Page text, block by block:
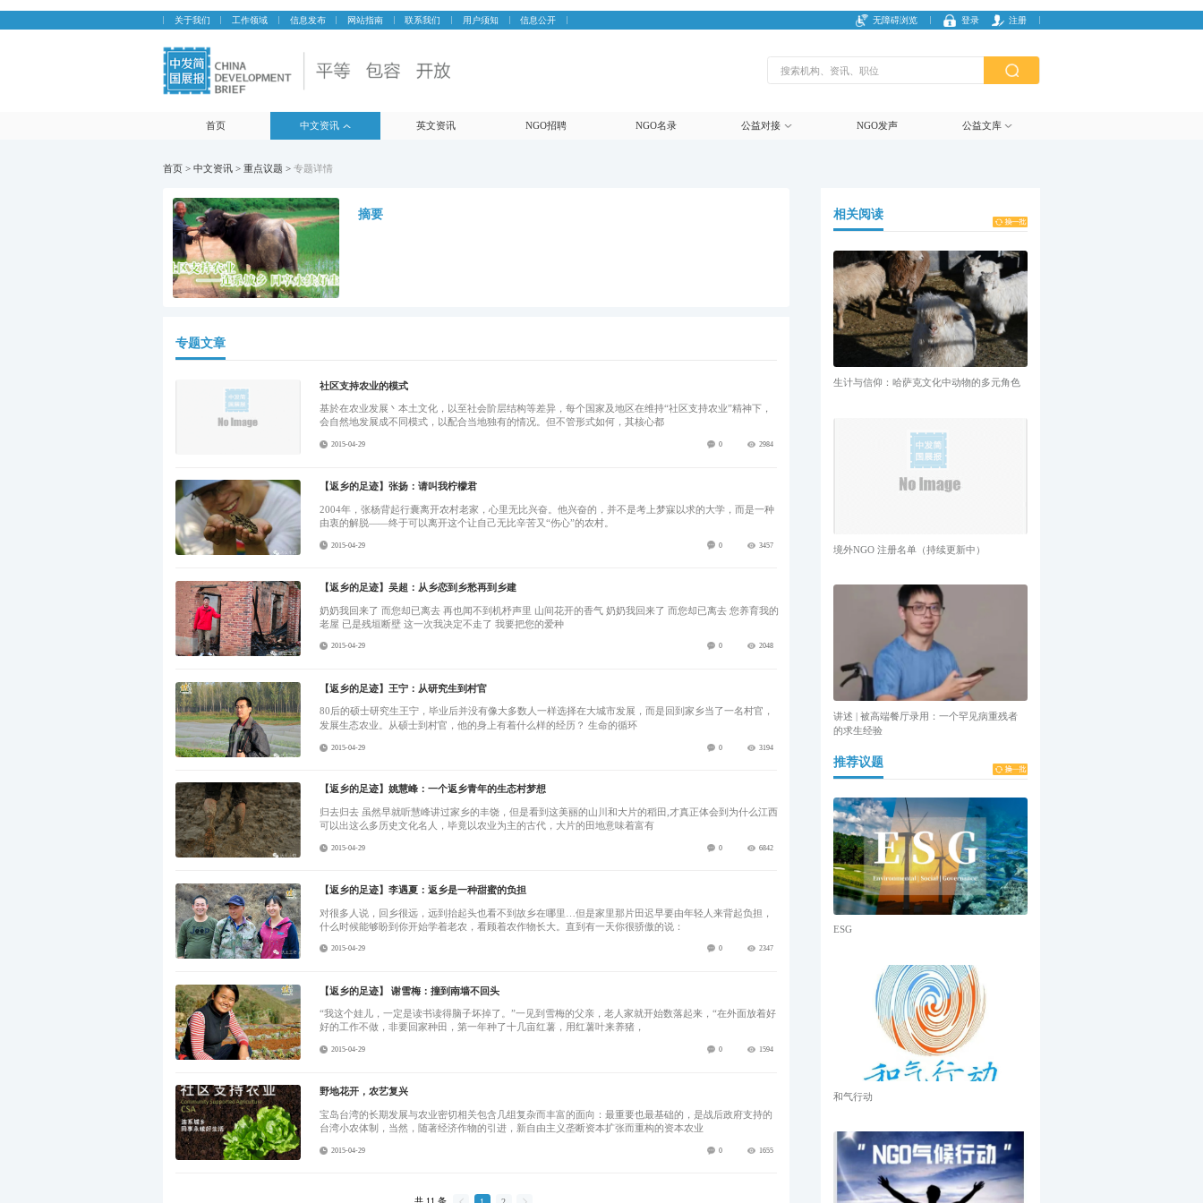
关于我们 工作领域 信息发布 网站指南 联系我们 用户须知 信息公开 无障碍浏览 登录 注册
首页 中文资讯 英文资讯 NGO招聘 NGO名录 公益对接 NGO发声 公益文库
首页 > 中文资讯 > 重点议题 > 专题详情
摘要
专题文章
社区支持农业的模式
基於在农业发展丶本土文化，以至社会阶层结构等差异，每个国家及地区在维持“社区支持农业”精神下，
会自然地发展成不同模式，以配合当地独有的情况。但不管形式如何，其核心都
2015-04-29 0 2984
【返乡的足迹】张扬：请叫我柠檬君
2004年，张杨背起行囊离开农村老家，心里无比兴奋。他兴奋的，并不是考上梦寐以求的大学，而是一种
由衷的解脱——终于可以离开这个让自己无比辛苦又“伤心”的农村。
2015-04-29 0 3457
【返乡的足迹】吴超：从乡恋到乡愁再到乡建
奶奶我回来了 而您却已离去 再也闻不到机杼声里 山间花开的香气 奶奶我回来了 而您却已离去 您养育我的
老屋 已是残垣断壁 这一次我决定不走了 我要把您的爱种
2015-04-29 0 2048
【返乡的足迹】王宁：从研究生到村官
80后的硕士研究生王宁，毕业后并没有像大多数人一样选择在大城市发展，而是回到家乡当了一名村官，
发展生态农业。从硕士到村官，他的身上有着什么样的经历？ 生命的循环
2015-04-29 0 3194
【返乡的足迹】姚慧峰：一个返乡青年的生态村梦想
归去归去 虽然早就听慧峰讲过家乡的丰饶，但是看到这美丽的山川和大片的稻田,才真正体会到为什么江西
可以出这么多历史文化名人，毕竟以农业为主的古代，大片的田地意味着富有
2015-04-29 0 6842
【返乡的足迹】李遇夏：返乡是一种甜蜜的负担
对很多人说，回乡很远，远到抬起头也看不到故乡在哪里…但是家里那片田迟早要由年轻人来背起负担，
什么时候能够盼到你开始学着老农，看顾着农作物长大。直到有一天你很骄傲的说：
2015-04-29 0 2347
【返乡的足迹】 谢雪梅：撞到南墙不回头
“我这个娃儿，一定是读书读得脑子坏掉了。”一见到雪梅的父亲，老人家就开始数落起来，“在外面放着好
好的工作不做，非要回家种田，第一年种了十几亩红薯，用红薯叶来养猪，
2015-04-29 0 1594
野地花开，农艺复兴
宝岛台湾的长期发展与农业密切相关包含几组复杂而丰富的面向：最重要也最基础的，是战后政府支持的
台湾小农体制，当然，随著经济作物的引进，新自由主义垄断资本扩张而重构的资本农业
2015-04-29 0 1655
共 11 条
相关阅读
生计与信仰：哈萨克文化中动物的多元角色
境外NGO 注册名单（持续更新中）
讲述 | 被高端餐厅录用：一个罕见病重残者
的求生经验
推荐议题
ESG
和气行动